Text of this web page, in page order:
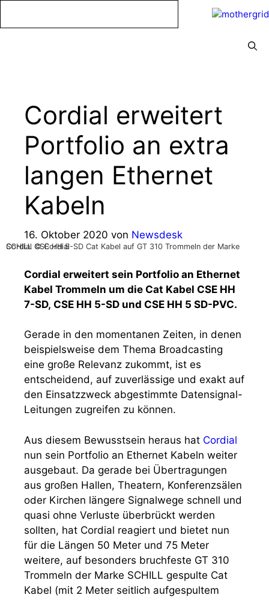
Cordial erweitert
Portfolio an extra
langen Ethernet
Kabeln
16. Oktober 2020 von Newsdesk
Cordial CSE HH 5-SD Cat Kabel auf GT 310 Trommeln der Marke SCHILL © Cordial
Cordial erweitert sein Portfolio an Ethernet
Kabel Trommeln um die Cat Kabel CSE HH
7-SD, CSE HH 5-SD und CSE HH 5 SD-PVC.
Gerade in den momentanen Zeiten, in denen
beispielsweise dem Thema Broadcasting
eine große Relevanz zukommt, ist es
entscheidend, auf zuverlässige und exakt auf
den Einsatzzweck abgestimmte Datensignal-
Leitungen zugreifen zu können.
Aus diesem Bewusstsein heraus hat Cordial
nun sein Portfolio an Ethernet Kabeln weiter
ausgebaut. Da gerade bei Übertragungen
aus großen Hallen, Theatern, Konferenzsälen
oder Kirchen längere Signalwege schnell und
quasi ohne Verluste überbrückt werden
sollten, hat Cordial reagiert und bietet nun
für die Längen 50 Meter und 75 Meter
weitere, auf besonders bruchfeste GT 310
Trommeln der Marke SCHILL gespulte Cat
Kabel (mit 2 Meter seitlich aufgespultem